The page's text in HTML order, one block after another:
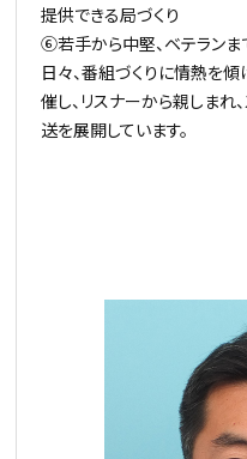
提供できる局づくり
⑥若手から中堅、ベテランま
日々、番組づくりに情熱を
催し、リスナーから親しまれ
送を展開しています。